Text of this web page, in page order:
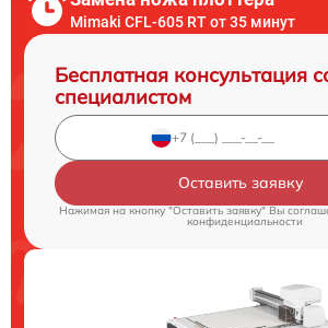
Mimaki CFL-605 RT от 35 минут
Бесплатная консультация
специалистом
Оставить заявку
Нажимая на кнопку "Оставить заявку" Вы
конфиденциальности